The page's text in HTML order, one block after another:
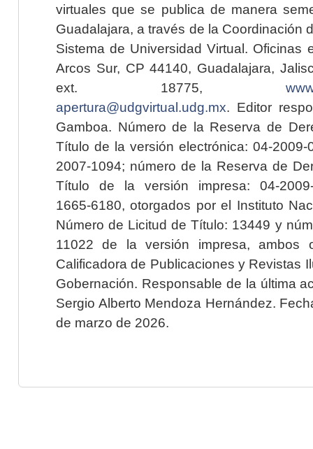
virtuales que se publica de manera
Guadalajara, a través de la Coordinación
Sistema de Universidad Virtual. Oficinas
Arcos Sur, CP 44140, Guadalajara,
ext. 18775,
apertura@udgvirtual.udg.mx. Editor
Gamboa. Número de la Reserva de
Título de la versión electrónica: 04-2009-
2007-1094; número de la Reserva de
Título de la versión impresa: 04-2009-
1665-6180, otorgados por el Instituto
Número de Licitud de Título: 13449 y
11022 de la versión impresa, ambos
Calificadora de Publicaciones y Revistas
Gobernación. Responsable de la última
Sergio Alberto Mendoza Hernández.
de marzo de 2026.